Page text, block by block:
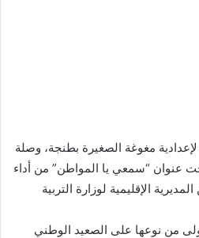
مغوغة الصغيرة بطنجة، وصلة
عنوان “سمعي يا المواطن” من أداء
الإقليمية لوزارة التربية
من نوعها على الصعيد الوطني